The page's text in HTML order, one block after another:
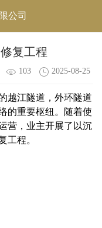
公司
复工程
103 2025-08-25
越江隧道，外环隧道
的重要枢纽。随着使
营，业主开展了以沉
工程。